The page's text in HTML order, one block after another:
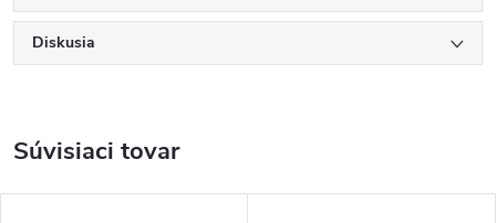
Diskusia
Súvisiaci tovar